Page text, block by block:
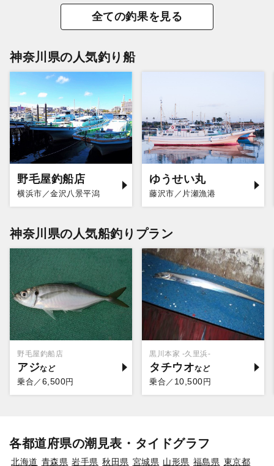
全ての釣果を見る
神奈川県の人気釣り船
野毛屋釣船店
横浜市／金沢八景平潟
ゆうせい丸
藤沢市／片瀬漁港
神奈川県の人気船釣りプラン
野毛屋釣船店
アジ
乗合／ 6,500円
黒川本家 -久里浜-
タチウオ
乗合／ 10,500円
各都道府県の潮見表・タイドグラフ
北海道 青森県 岩手県 秋田県 宮城県 山形県 福島県 東京都